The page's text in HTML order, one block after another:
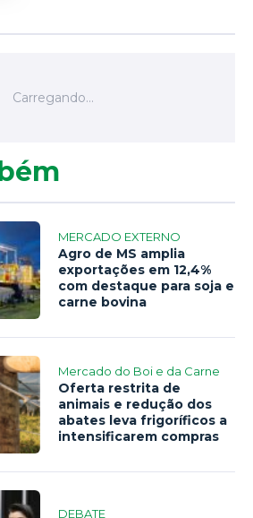
MERCADO EXTERNO
Agro de MS amplia
exportações em 12,4%
com destaque para soja e
carne bovina
Mercado do Boi e da Carne
Oferta restrita de
animais e redução dos
abates leva frigoríficos a
intensificarem compras
DEBATE